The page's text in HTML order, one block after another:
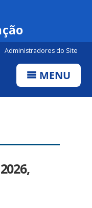
Administradores do Site
MENU